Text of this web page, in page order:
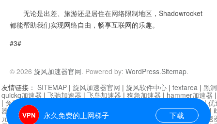
无论是出差、旅游还是居住在网络限制地区，Shadowrocket
都能帮助我们实现网络自由，畅享互联网的乐趣。
#3#
© 2026 旋风加速器官网. Powered by: WordPress.Sitemap.
永久免费的上网梯子 下载
友情链接： SITEMAP | 旋风加速器官网 | 旋风软件中心 | textarea | 黑
quickq加速器 | 飞驰加速器 | 飞鸟加速器 | 狗急加速器 | hammer加速器
| 免费vqn加速外网 迷雾通|优
器| 快柠檬加速器 |黑洞加速 |falemon 快橙加速器|anycast加速器 |
元机场加速器 |一元机场|老王加速器 | 白石山|
小牛加速